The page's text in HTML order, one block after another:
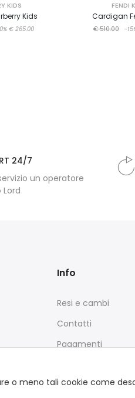
KIDS
Kids
€ 265.00
FENDI
Cardigan
€ 510.00 -
24/7
un operatore
Lord
Info
Resi e cambi
Contatti
Pagamenti
o meno tali cookie come